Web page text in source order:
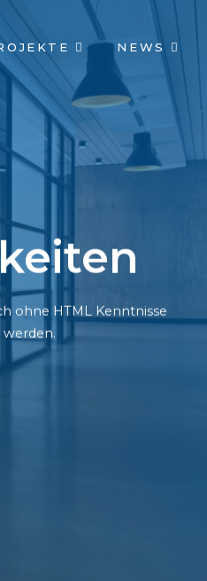
NEWS
ohne HTML Kenntnisse